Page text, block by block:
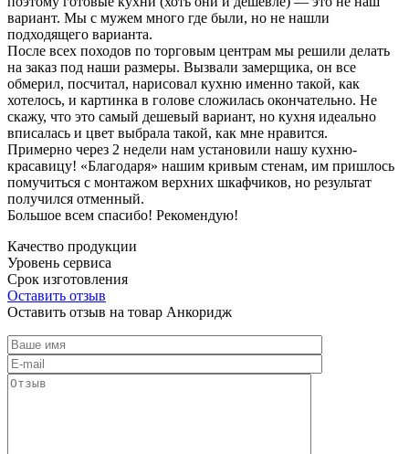
вариант. Мы с мужем много где были, но не нашли
подходящего варианта.
После всех походов по торговым центрам мы решили делать
на заказ под наши размеры. Вызвали замерщика, он все
обмерил, посчитал, нарисовал кухню именно такой, как
хотелось, и картинка в голове сложилась окончательно. Не
скажу, что это самый дешевый вариант, но кухня идеально
вписалась и цвет выбрала такой, как мне нравится.
Примерно через 2 недели нам установили нашу кухню-
красавицу! «Благодаря» нашим кривым стенам, им пришлось
помучиться с монтажом верхних шкафчиков, но результат
получился отменный.
Большое всем спасибо! Рекомендую!
Качество продукции
Уровень сервиса
Срок изготовления
Оставить отзыв
Оставить отзыв на товар Анкоридж